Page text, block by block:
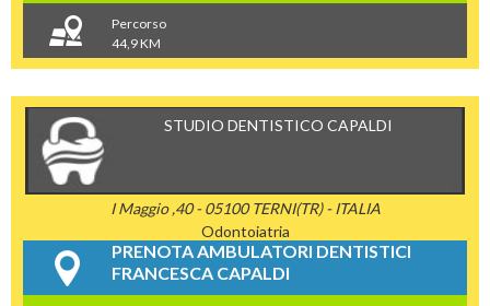
Percorso
44,9 KM
STUDIO DENTISTICO CAPALDI
I Maggio ,40 - 05100 TERNI(TR) - ITALIA
Odontoiatria
PRENOTA AMBULATORI DENTISTICI
FRANCESCA CAPALDI